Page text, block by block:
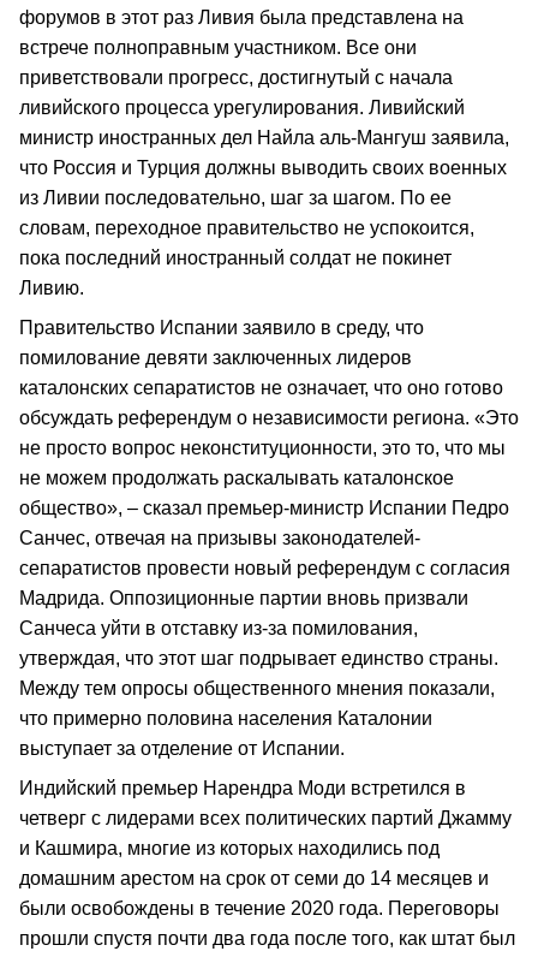
форумов в этот раз Ливия была представлена на
встрече полноправным участником. Все они
приветствовали прогресс, достигнутый с начала
ливийского процесса урегулирования. Ливийский
министр иностранных дел Найла аль-Мангуш заявила,
что Россия и Турция должны выводить своих военных
из Ливии последовательно, шаг за шагом. По ее
словам, переходное правительство не успокоится,
пока последний иностранный солдат не покинет
Ливию.
Правительство Испании заявило в среду, что
помилование девяти заключенных лидеров
каталонских сепаратистов не означает, что оно готово
обсуждать референдум о независимости региона. «Это
не просто вопрос неконституционности, это то, что мы
не можем продолжать раскалывать каталонское
общество», – сказал премьер-министр Испании Педро
Санчес, отвечая на призывы законодателей-
сепаратистов провести новый референдум с согласия
Мадрида. Оппозиционные партии вновь призвали
Санчеса уйти в отставку из-за помилования,
утверждая, что этот шаг подрывает единство страны.
Между тем опросы общественного мнения показали,
что примерно половина населения Каталонии
выступает за отделение от Испании.
Индийский премьер Нарендра Моди встретился в
четверг с лидерами всех политических партий Джамму
и Кашмира, многие из которых находились под
домашним арестом на срок от семи до 14 месяцев и
были освобождены в течение 2020 года. Переговоры
прошли спустя почти два года после того, как штат был